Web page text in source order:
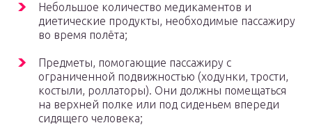
Небольшое количество медикаментов и
диетические продукты, необходимые пассажиру
во время полёта;
Предметы, помогающие пассажиру с
ограниченной подвижностью (ходунки, трости,
костыли, роллаторы). Они должны помещаться
на верхней полке или под сиденьем впереди
сидящего человека;